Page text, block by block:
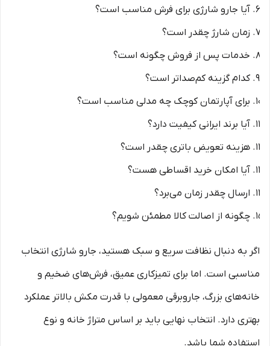
آیا جارو شارژی برای فرش مناسب است؟
زمان شارژ چقدر است؟
خدمات پس از فروش چگونه است؟
کدام گزینه کم‌صدا‌تر است؟
برای آپارتمان کوچک چه مدلی مناسب است؟
آیا برند ایرانی کیفیت دارد؟
هزینه تعویض باتری چقدر است؟
آیا امکان خرید اقساطی هست؟
ارسال چقدر زمان می‌برد؟
چگونه از اصالت کالا مطمئن شویم؟
اگر به دنبال نظافت سریع و سبک هستید، جارو شارژی انتخاب
مناسبی است. اما برای تمیزکاری عمیق، فرش‌های ضخیم و
خانه‌های بزرگ، جاروبرقی معمولی با قدرت مکش بالاتر عملکرد
بهتری دارد. انتخاب نهایی باید بر اساس متراژ خانه و نوع
استفاده شما باشد.